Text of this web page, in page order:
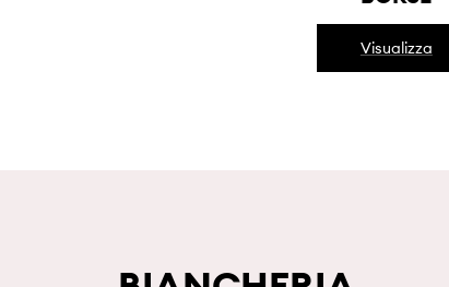
Visualizza